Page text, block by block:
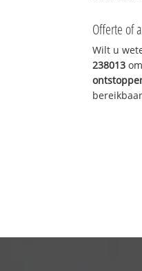
Offerte of
Wilt u
238013